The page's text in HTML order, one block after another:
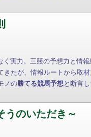
く実力。三競の予想力と情報
きたが、情報ルートから取
ノの勝てる競馬予想 と断言
うのいただき～